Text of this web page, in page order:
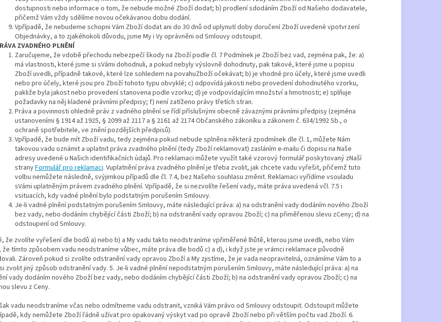
dostupnosti nebo informace o tom, že nebude možné Zboží dodat; b) prodlení sdodáním Zboží od Našeho dodavatele,
přičemž Vám vždy sdělíme novou očekávanou dobu dodání.
Vpřípadě, že nebudeme schopni Vám Zboží dodat ani do 30 dnů od uplynutí doby doručení Zboží uvedené vpotvrzení
Objednávky, a to zjakéhokoli důvodu, jsme My i Vy oprávněni od Smlouvy odstoupit.
ZVADNÉHO PLNĚNÍ
Zaručujeme, že vdobě přechodu nebezpečí škody na Zboží podle čl. 7 Podmínek je Zboží bez vad, zejména pak, že: a)
má vlastnosti, které jsme si sVámi dohodnuli, a pokud nebyly výslovně dohodnuty, pak takové, které jsme u popisu
Zboží uvedli, případně takové, které lze sohledem na povahuZboží očekávat; b) je vhodné pro účely, které jsme uvedli
nebo pro účely, které jsou pro Zboží tohoto typu obvyklé; c) odpovídá jakosti nebo provedení dohodnutého vzorku,
pakliže byla jakost nebo provedení stanovena podle vzorku; d) je vodpovídajícím množství a hmotnosti; e) splňuje
požadavky na něj kladené právními předpisy; f) není zatíženo právy třetích stran.
Práva a povinnosti ohledně práv z vadného plnění se řídí příslušnými obecně závaznými právními předpisy (zejména
ustanoveními § 1914 až 1925, § 2099 až 2117 a § 2161 až 2174 Občanského zákoníku a zákonem č. 634/1992 Sb., o
ochraně spotřebitele, ve znění pozdějších předpisů).
Vpřípadě, že bude mít Zboží vadu, tedy zejména pokud nebude splněna některá zpodmínek dle čl. 1, můžete Nám
takovou vadu oznámit a uplatnit práva zvadného plnění (tedy Zboží reklamovat) zasláním e-mailu či dopisu na Naše
adresy uvedené u Našich identifikačních údajů. Pro reklamaci můžete využít také vzorový formulář poskytovaný zNaší
stranyFormulář pro reklamaci. Vuplatnění práva zvadného plnění je třeba zvolit, jak chcete vadu vyřešit, přičemž tuto
volbu nemůžete následně, svýjimkou případů dle čl. 7.4, bez Našeho souhlasu změnit. Reklamaci vyřídíme vsouladu
sVámi uplatněným právem zvadného plnění. Vpřípadě, že si nezvolíte řešení vady, máte práva uvedená včl. 7.5 i
vsituacích, kdy vadné plnění bylo podstatným porušením Smlouvy.
Je-li vadné plnění podstatným porušením Smlouvy, máte následující práva: a) na odstranění vady dodáním nového Zboží
bez vady, nebo dodáním chybějící části Zboží; b) na odstranění vady opravou Zboží; c) na přiměřenou slevu zCeny; d) na
odstoupení od Smlouvy.
že zvolíte vyřešení dle bodů a) nebo b) a My vadu takto neodstraníme vpřiměřené lhůtě, kterou jsme uvedli, nebo Vám
tímto způsobem vadu neodstraníme vůbec, máte práva dle bodů c) a d), i když jste je vrámci reklamace původně
Zároveň pokud si zvolíte odstranění vady opravou Zboží a My zjistíme, že je vada neopravitelná, oznámíme Vám to a
zvolit jiný způsob odstranění vady. 5. Je-li vadné plnění nepodstatným porušením Smlouvy, máte následující práva: a) na
vady dodáním nového Zboží bez vady, nebo dodáním chybějící části Zboží; b) na odstranění vady opravou Zboží; c) na
slevu z Ceny.
vadu neodstraníme včas nebo odmítneme vadu odstranit, vzniká Vám právo od Smlouvy odstoupit. Odstoupit můžete
kdy nemůžete Zboží řádně užívat pro opakovaný výskyt vad po opravě Zboží nebo při větším počtu vad Zboží. 6.